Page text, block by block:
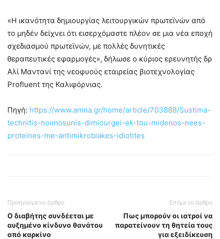
«Η ικανότητα δημιουργίας λειτουργικών πρωτεϊνών από
το μηδέν δείχνει ότι εισερχόμαστε πλέον σε μια νέα εποχή
σχεδιασμού πρωτεϊνών, με πολλές δυνητικές
θεραπευτικές εφαρμογές», δήλωσε ο κύριος ερευνητής δρ
Αλί Μαντανί της νεοφυούς εταιρείας βιοτεχνολογίας
Profluent της Καλιφόρνιας.
Πηγή: https://www.amna.gr/home/article/703888/Sustima-
technitis-noimosunis-dimiourgei-ek-tou-midenos-nees-
proteines-me-antimikrobiakes-idiotites
Προηγούμενο άρθρο
Ο διαβήτης συνδέεται με
αυξημένο κίνδυνο θανάτου
από καρκίνο
Επόμενο άρθρο
Πως μπορούν οι ιατροί να
παρατείνουν τη θητεία τους
για εξειδίκευση